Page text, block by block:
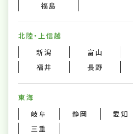
福島
北陸・上信越
新潟
富山
福井
長野
東海
岐阜
静岡
愛知
三重